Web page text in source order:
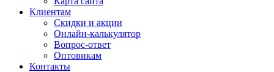
Клиентам
Скидки и акции
Онлайн-калькулятор
Вопрос-ответ
Оптовикам
Контакты